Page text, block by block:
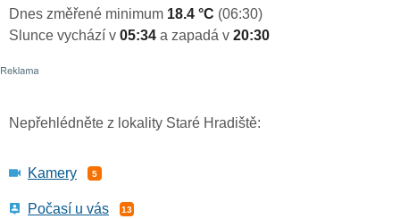
Dnes změřené minimum 18.4 °C (06:30)
Slunce vychází v 05:34 a zapadá v 20:30
Nepřehlédněte z lokality Staré Hradiště:
Kamery 5
Počasí u vás 13